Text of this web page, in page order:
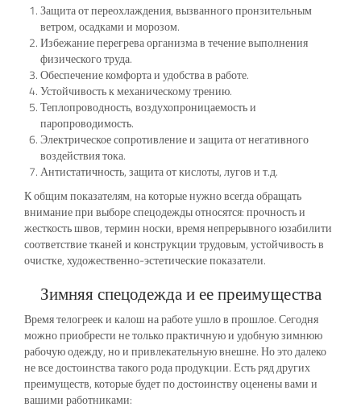
Защита от переохлаждения, вызванного пронзительным
ветром, осадками и морозом.
Избежание перегрева организма в течение выполнения
физического труда.
Обеспечение комфорта и удобства в работе.
Устойчивость к механическому трению.
Теплопроводность, воздухопроницаемость и
паропроводимость.
Электрическое сопротивление и защита от негативного
воздействия тока.
Антистатичность, защита от кислоты, лугов и т.д.
К общим показателям, на которые нужно всегда обращать
внимание при выборе спецодежды относятся: прочность и
жесткость швов, термин носки, время непрерывного юзабилити
соответствие тканей и конструкции трудовым, устойчивость в
очистке, художественно-эстетические показатели.
Зимняя спецодежда и ее преимущества
Время телогреек и калош на работе ушло в прошлое. Сегодня
можно приобрести не только практичную и удобную зимнюю
рабочую одежду, но и привлекательную внешне. Но это далеко
не все достоинства такого рода продукции. Есть ряд других
преимуществ, которые будет по достоинству оценены вами и
вашими работниками: